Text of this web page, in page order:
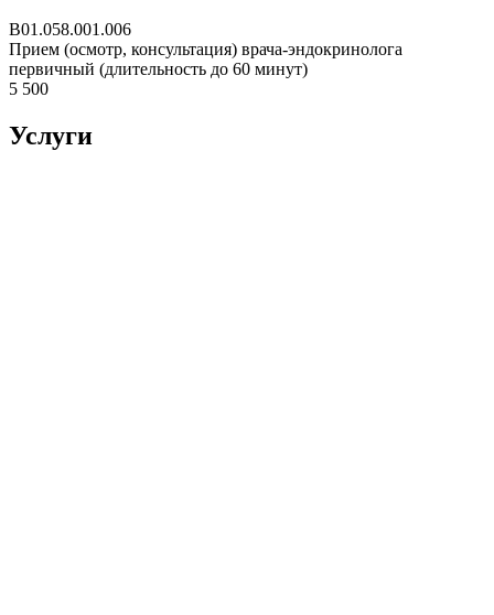
B01.058.001.006
Прием (осмотр, консультация) врача-эндокринолога
первичный (длительность до 60 минут)
5 500
Услуги